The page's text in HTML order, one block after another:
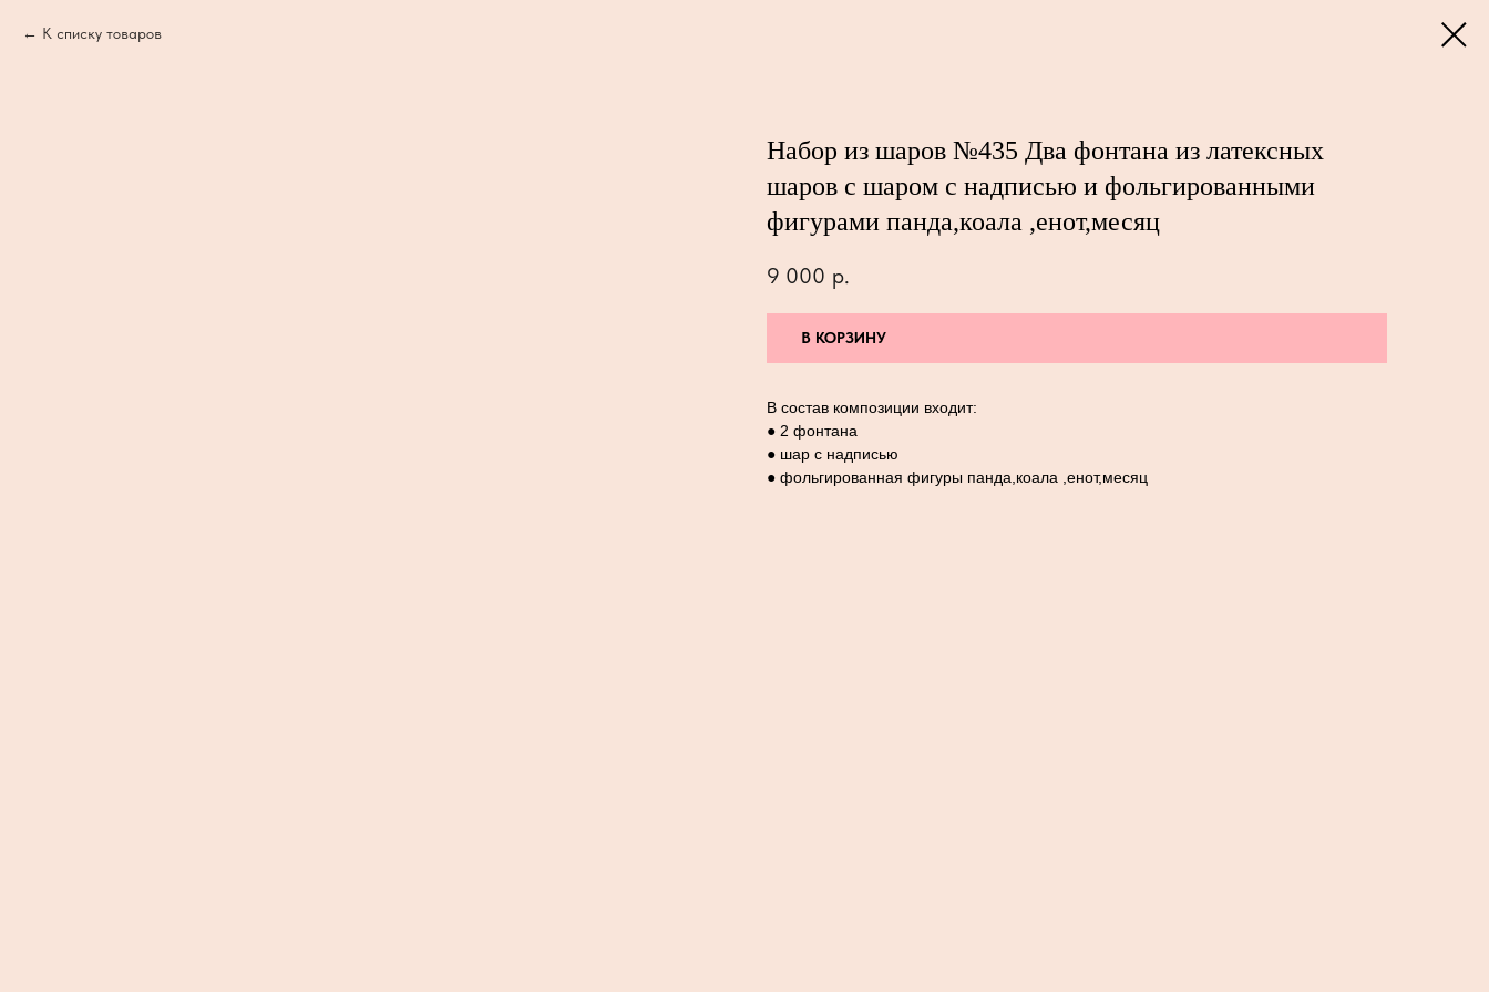
К списку товаров
Набор из шаров №435 Два фонтана из латексных
шаров с шаром с надписью и фольгированными
фигурами панда,коала ,енот,месяц
9 000 р.
В КОРЗИНУ
В состав композиции входит:
● 2 фонтана
● шар с надписью
● фольгированная фигуры панда,коала ,енот,месяц